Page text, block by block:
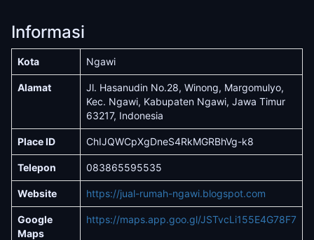
Informasi
Kota Ngawi
Alamat
Jl. Hasanudin No.28, Winong, Margomulyo,
Kec. Ngawi, Kabupaten Ngawi, Jawa Timur
63217, Indonesia
Place ID ChIJQWCpXgDneS4RkMGRBhVg-k8
Telepon 083865595535
Website https://jual-rumah-ngawi.blogspot.com
Google
Maps
https://maps.app.goo.gl/JSTvcLi155E4G78F7